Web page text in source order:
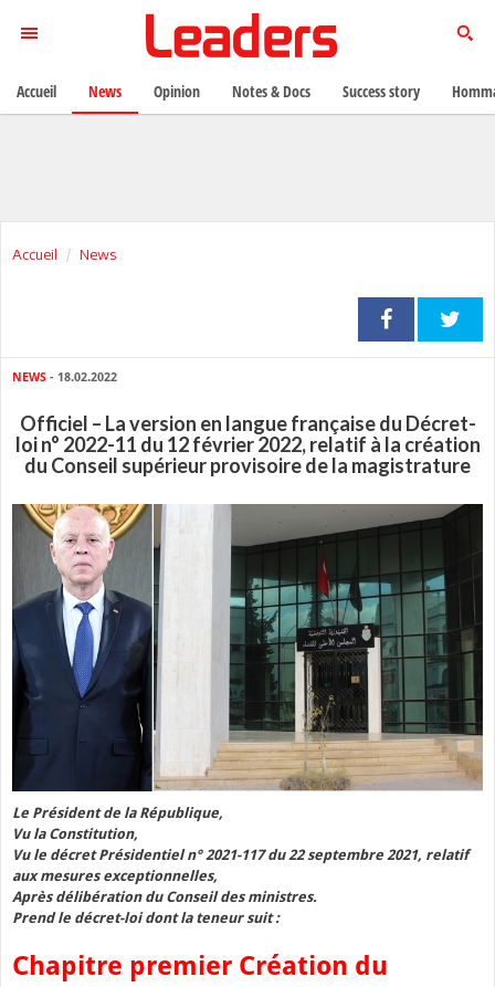
Accueil News
NEWS - 18.02.2022
Officiel – La version en langue française du Décret-
loi n° 2022-11 du 12 février 2022, relatif à la création
du Conseil supérieur provisoire de la magistrature
Le Président de la République,
Vu la Constitution,
Vu le décret Présidentiel n° 2021-117 du 22 septembre 2021, relatif
aux mesures exceptionnelles,
Après délibération du Conseil des ministres.
Prend le décret-loi dont la teneur suit :
Chapitre premier Création du
Accueil News Opinion Notes & Docs Success story